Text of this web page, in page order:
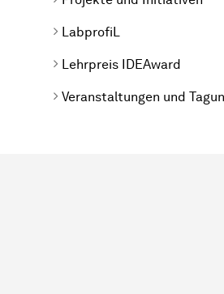
LabprofiL
Lehrpreis IDEAward
Veranstaltungen und